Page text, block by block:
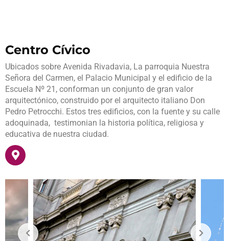
Centro Cívico
Ubicados sobre Avenida Rivadavia, La parroquia Nuestra
Señora del Carmen, el Palacio Municipal y el edificio de la
Escuela Nº 21, conforman un conjunto de gran valor
arquitectónico, construido por el arquitecto italiano Don
Pedro Petrocchi. Estos tres edificios, con la fuente y su calle
adoquinada, testimonian la historia política, religiosa y
educativa de nuestra ciudad.